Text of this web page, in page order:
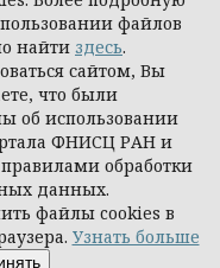
файлов
найти здесь.
сайтом, Вы
что были
об использовании
ФНИСЦ РАН и
обработки
данных.
файлы cookies в
Узнать больше